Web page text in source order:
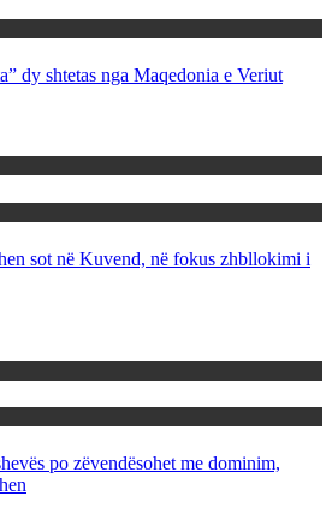
dy shtetas nga Maqedonia e Veriut
sot në Kuvend, në fokus zhbllokimi i
po zëvendësohet me dominim,